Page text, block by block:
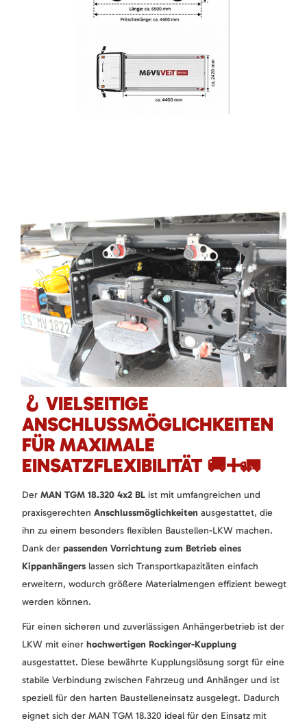
🪝 VIELSEITIGE
ANSCHLUSSMÖGLICHKEITEN
FÜR MAXIMALE
EINSATZFLEXIBILITÄT 🚚➕🚛
Der MAN TGM 18.320 4x2 BL ist mit umfangreichen und
praxisgerechten Anschlussmöglichkeiten ausgestattet, die
ihn zu einem besonders flexiblen Baustellen-LKW machen.
Dank der passenden Vorrichtung zum Betrieb eines
Kippanhängers lassen sich Transportkapazitäten einfach
erweitern, wodurch größere Materialmengen effizient bewegt
werden können.
Für einen sicheren und zuverlässigen Anhängerbetrieb ist der
LKW mit einer hochwertigen Rockinger-Kupplung
ausgestattet. Diese bewährte Kupplungslösung sorgt für eine
stabile Verbindung zwischen Fahrzeug und Anhänger und ist
speziell für den harten Baustelleneinsatz ausgelegt. Dadurch
eignet sich der MAN TGM 18.320 ideal für den Einsatz mit